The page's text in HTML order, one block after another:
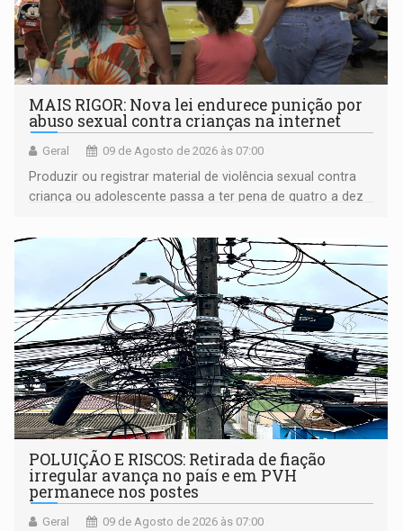
MAIS RIGOR: Nova lei endurece punição por
abuso sexual contra crianças na internet
Geral 09 de Agosto de 2026 às 07:00
Produzir ou registrar material de violência sexual contra
criança ou adolescente passa a ter pena de quatro a dez
POLUIÇÃO E RISCOS: Retirada de fiação
irregular avança no país e em PVH
permanece nos postes
Geral 09 de Agosto de 2026 às 07:00